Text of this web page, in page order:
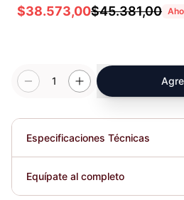
$38.573,00$45.381,00
1
Especificaciones Técnicas
Plegable
Equípate al completo